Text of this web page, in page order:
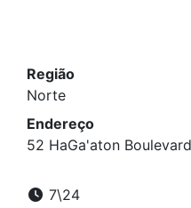
Região
Norte
Endereço
52 HaGa'aton
7\24